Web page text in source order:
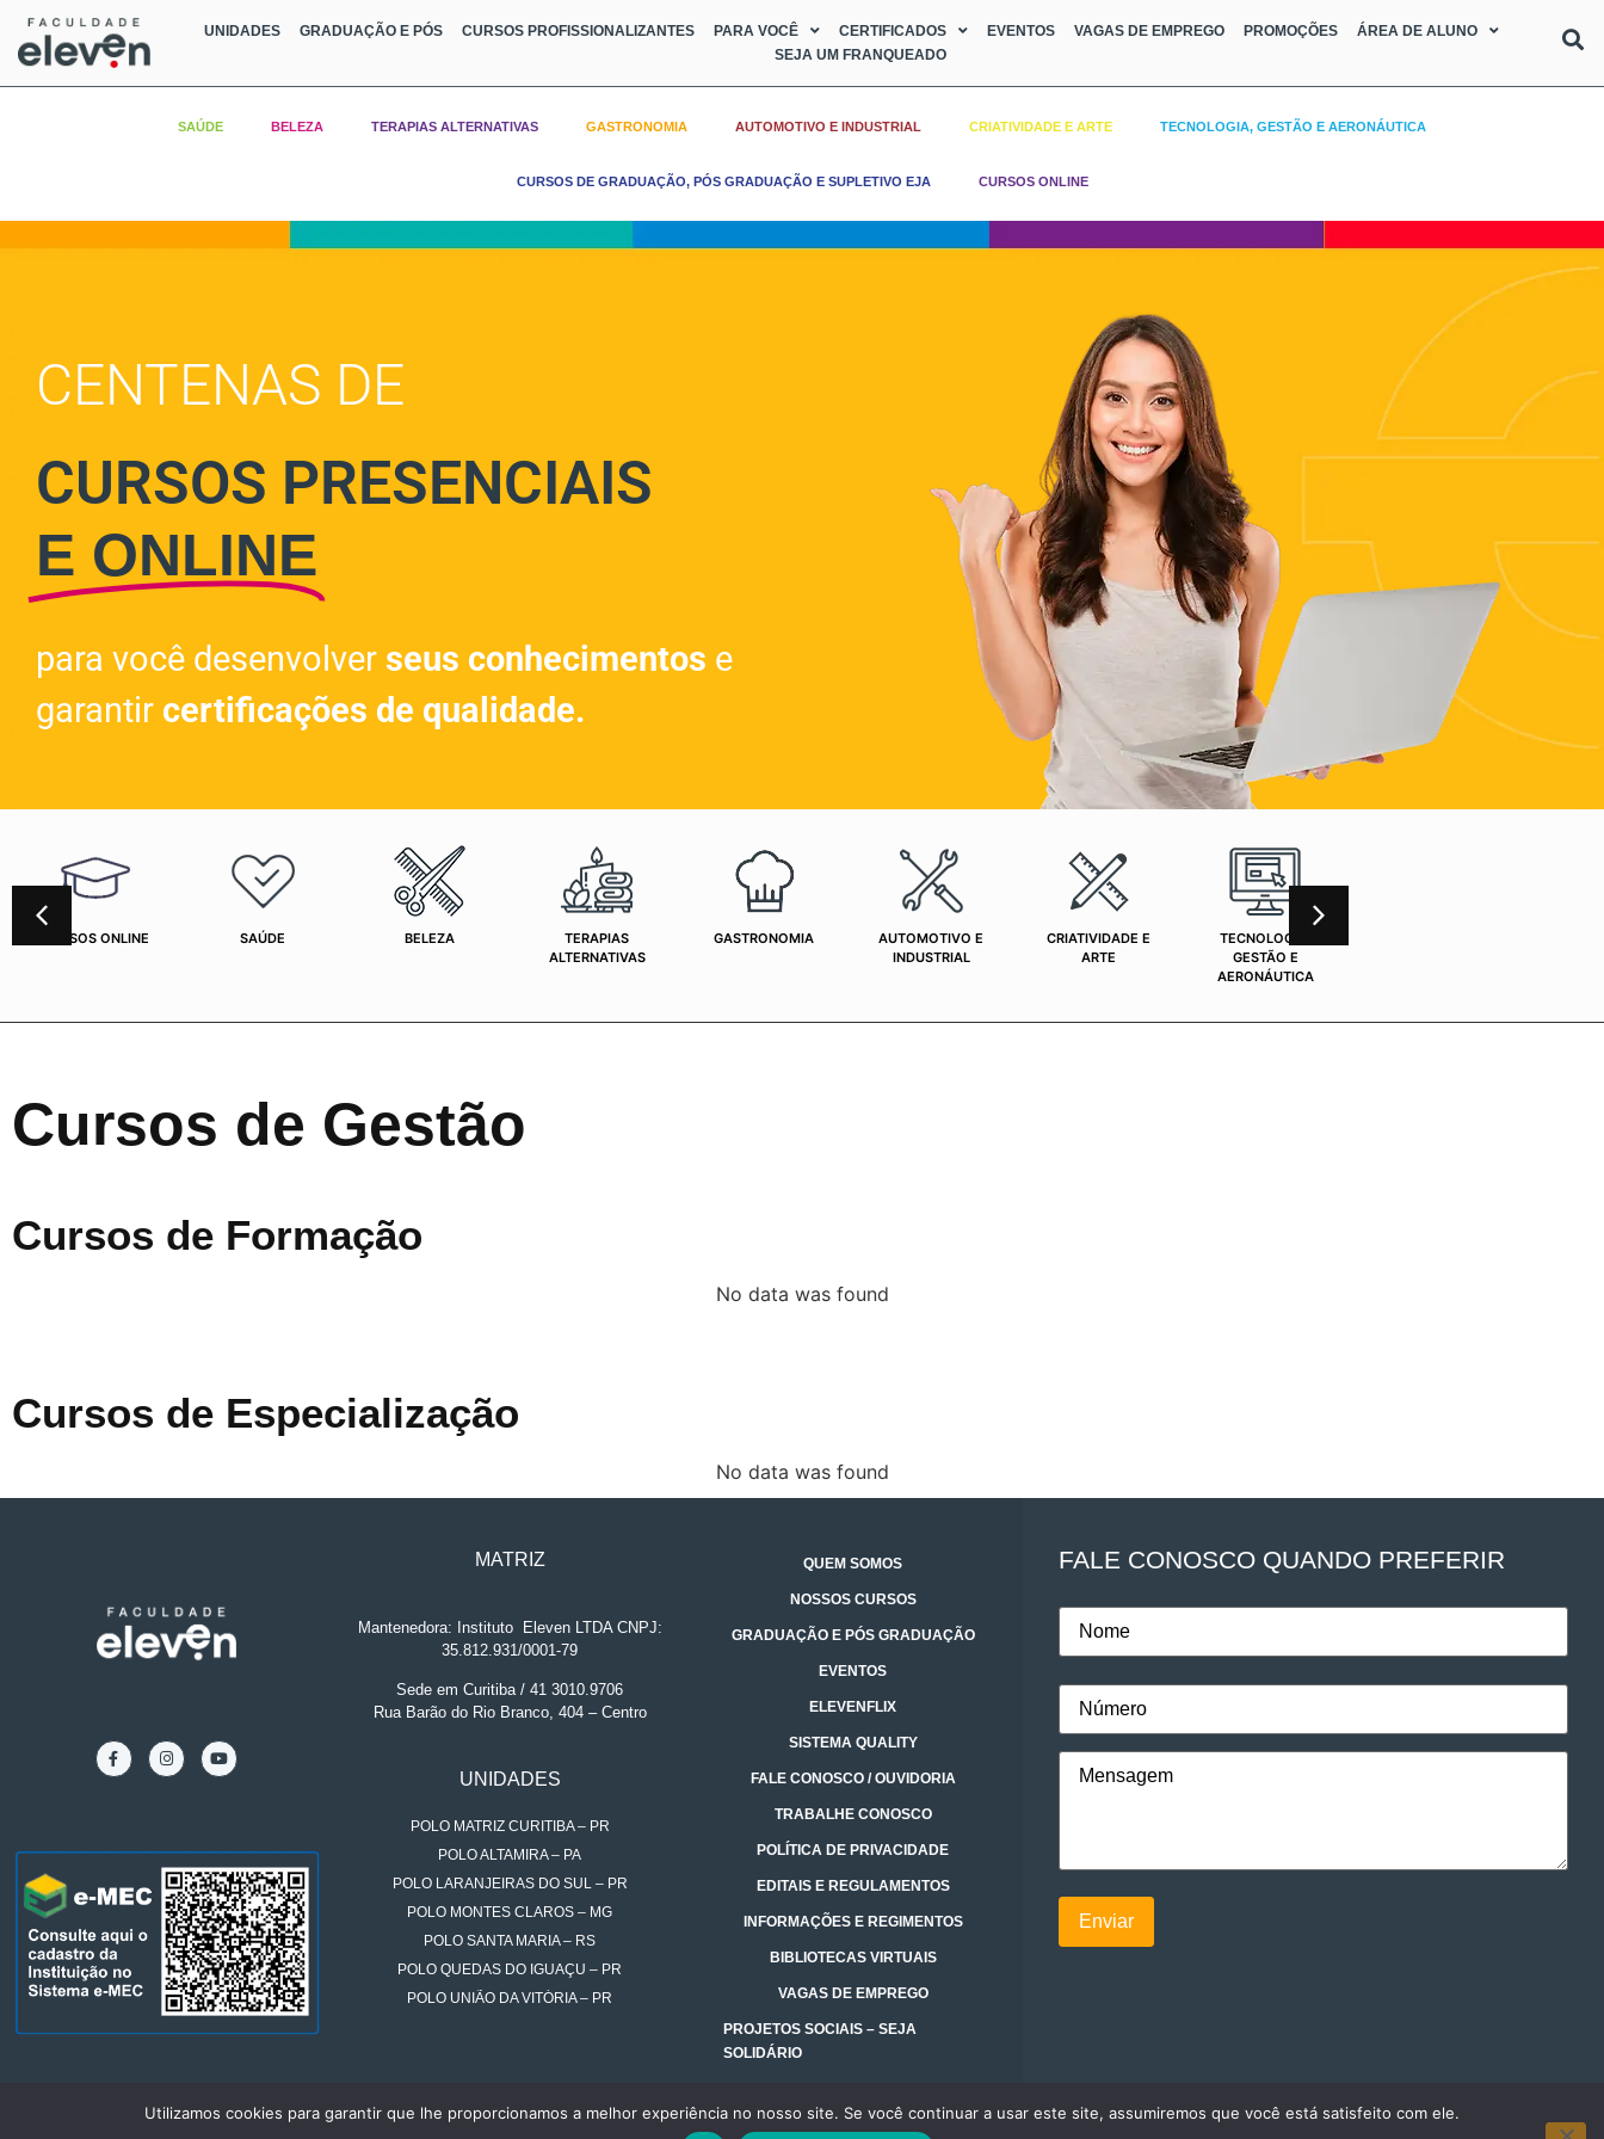
UNIDADES GRADUAÇÃO E PÓS CURSOS PROFISSIONALIZANTES PARA VOCÊ CERTIFICADOS EVENTOS VAGAS DE EMPREGO PROMOÇÕES
ÁREA DE ALUNO
SEJA UM FRANQUEADO
SAÚDE BELEZA TERAPIAS ALTERNATIVAS GASTRONOMIA AUTOMOTIVO E INDUSTRIAL CRIATIVIDADE E ARTE TECNOLOGIA, GESTÃO E AERONÁUTICA
CURSOS DE GRADUAÇÃO, PÓS GRADUAÇÃO E SUPLETIVO EJA CURSOS ONLINE
CENTENAS DE
CURSOS PRESENCIAIS
E ONLINE
para você desenvolver seus conhecimentos e
garantir certificações de qualidade.
CURSOS ONLINE SAÚDE BELEZA
TERAPIAS
ALTERNATIVAS
GASTRONOMIA
AUTOMOTIVO E
INDUSTRIAL
CRIATIVIDADE E
ARTE
TECNOLOGIA,
GESTÃO E
AERONÁUTICA
Cursos de Gestão
Cursos de Formação
No data was found
Cursos de Especialização
No data was found
MATRIZ
Mantenedora: Instituto.
Eleven LTDA CNPJ:
35.812.931/0001-79
Sede em Curitiba / 41 3010.9706
Rua Barão do Rio Branco, 404 – Centro
UNIDADES
POLO MATRIZ CURITIBA – PR
POLO ALTAMIRA – PA
POLO LARANJEIRAS DO SUL – PR
POLO MONTES CLAROS – MG
POLO SANTA MARIA – RS
POLO QUEDAS DO IGUAÇU – PR
POLO UNIÃO DA VITÓRIA – PR
QUEM SOMOS
NOSSOS CURSOS
GRADUAÇÃO E PÓS GRADUAÇÃO
EVENTOS
ELEVENFLIX
SISTEMA QUALITY
FALE CONOSCO / OUVIDORIA
TRABALHE CONOSCO
POLÍTICA DE PRIVACIDADE
EDITAIS E REGULAMENTOS
INFORMAÇÕES E REGIMENTOS
BIBLIOTECAS VIRTUAIS
VAGAS DE EMPREGO
PROJETOS SOCIAIS – SEJA
SOLIDÁRIO
FALE CONOSCO QUANDO PREFERIR
Utilizamos cookies para garantir que lhe proporcionamos a melhor experiência no nosso site. Se você continuar a usar este site, assumiremos que você está satisfeito com ele.